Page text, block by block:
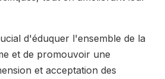
d'éduquer l'ensemble de la
et de promouvoir une
et acceptation des